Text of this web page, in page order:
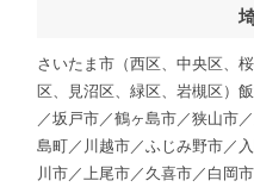
さいたま市（西区、中央区、
区、見沼区、緑区、岩槻区）
／坂戸市／鶴ヶ島市／狭山市
島町／川越市／ふじみ野市／
川市／上尾市／久喜市／白岡